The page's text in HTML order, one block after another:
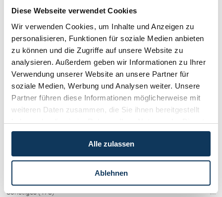
Diese Webseite verwendet Cookies
Wir verwenden Cookies, um Inhalte und Anzeigen zu
personalisieren, Funktionen für soziale Medien anbieten
zu können und die Zugriffe auf unsere Website zu
analysieren. Außerdem geben wir Informationen zu Ihrer
Verwendung unserer Website an unsere Partner für
soziale Medien, Werbung und Analysen weiter. Unsere
Partner führen diese Informationen möglicherweise mit
weiteren Daten zusammen, die Sie ihnen bereitgestellt
haben oder die sie im Rahmen Ihrer Nutzung der Dienste
gesammelt haben.
Alle zulassen
Ablehnen
Kontakt
Kategorien:Familienrecht / Eherecht / Erbrecht
Kategorien
Immobilienrecht / Mietrecht / Ferienwohnungen (268)
Skirecht / Sportrecht (103)
Wirtschaftsrecht / Gesellschaftsrecht (382)
Schadenersatz / Schmerzensgeld / Gewährleistung (417)
Sonstiges (478)